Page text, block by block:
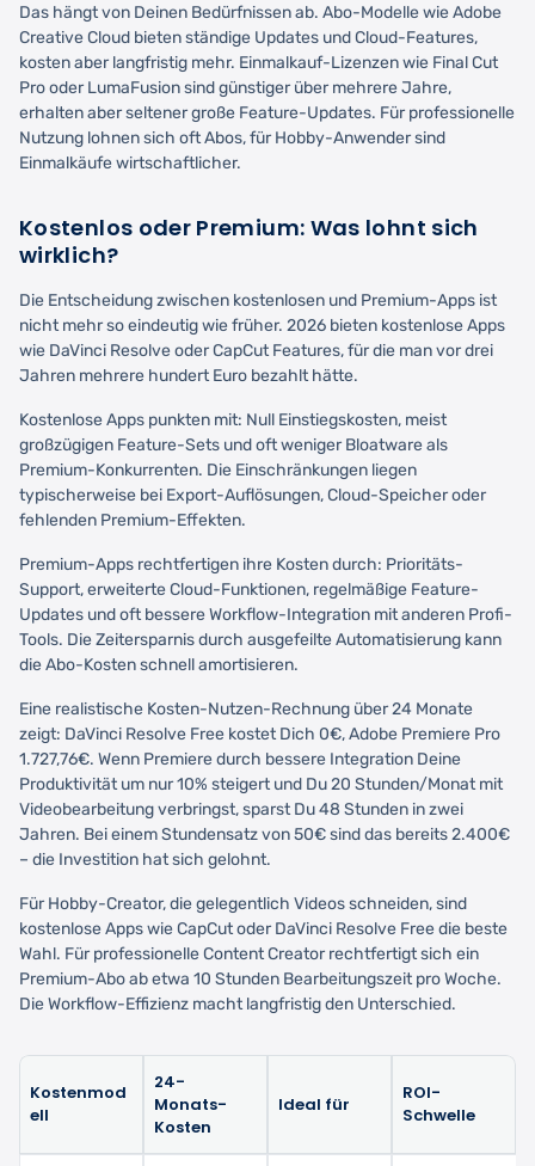
Das hängt von Deinen Bedürfnissen ab. Abo-Modelle wie Adobe
Creative Cloud bieten ständige Updates und Cloud-Features,
kosten aber langfristig mehr. Einmalkauf-Lizenzen wie Final Cut
Pro oder LumaFusion sind günstiger über mehrere Jahre,
erhalten aber seltener große Feature-Updates. Für professionelle
Nutzung lohnen sich oft Abos, für Hobby-Anwender sind
Einmalkäufe wirtschaftlicher.
Kostenlos oder Premium: Was lohnt sich
wirklich?
Die Entscheidung zwischen kostenlosen und Premium-Apps ist
nicht mehr so eindeutig wie früher. 2026 bieten kostenlose Apps
wie DaVinci Resolve oder CapCut Features, für die man vor drei
Jahren mehrere hundert Euro bezahlt hätte.
Kostenlose Apps punkten mit: Null Einstiegskosten, meist
großzügigen Feature-Sets und oft weniger Bloatware als
Premium-Konkurrenten. Die Einschränkungen liegen
typischerweise bei Export-Auflösungen, Cloud-Speicher oder
fehlenden Premium-Effekten.
Premium-Apps rechtfertigen ihre Kosten durch: Prioritäts-
Support, erweiterte Cloud-Funktionen, regelmäßige Feature-
Updates und oft bessere Workflow-Integration mit anderen Profi-
Tools. Die Zeitersparnis durch ausgefeilte Automatisierung kann
die Abo-Kosten schnell amortisieren.
Eine realistische Kosten-Nutzen-Rechnung über 24 Monate
zeigt: DaVinci Resolve Free kostet Dich 0€, Adobe Premiere Pro
1.727,76€. Wenn Premiere durch bessere Integration Deine
Produktivität um nur 10% steigert und Du 20 Stunden/Monat mit
Videobearbeitung verbringst, sparst Du 48 Stunden in zwei
Jahren. Bei einem Stundensatz von 50€ sind das bereits 2.400€
– die Investition hat sich gelohnt.
Für Hobby-Creator, die gelegentlich Videos schneiden, sind
kostenlose Apps wie CapCut oder DaVinci Resolve Free die beste
Wahl. Für professionelle Content Creator rechtfertigt sich ein
Premium-Abo ab etwa 10 Stunden Bearbeitungszeit pro Woche.
Die Workflow-Effizienz macht langfristig den Unterschied.
Kostenmod
ell
24-
Monats-
Kosten
Ideal für
ROI-
Schwelle